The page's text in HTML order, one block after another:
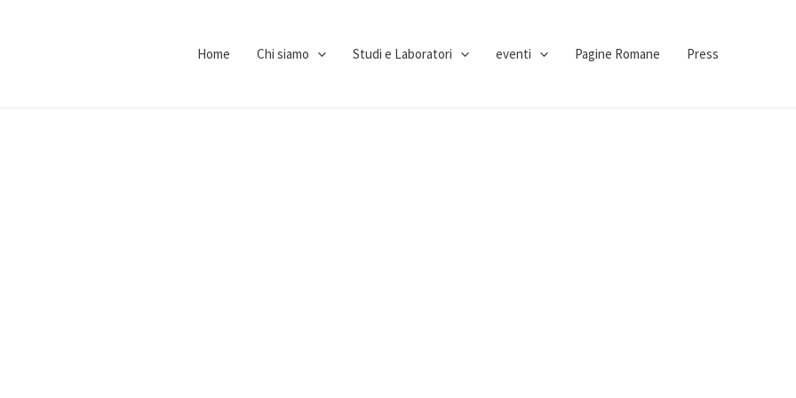
Home Chi siamo Studi e Laboratori eventi Pagine Romane Press